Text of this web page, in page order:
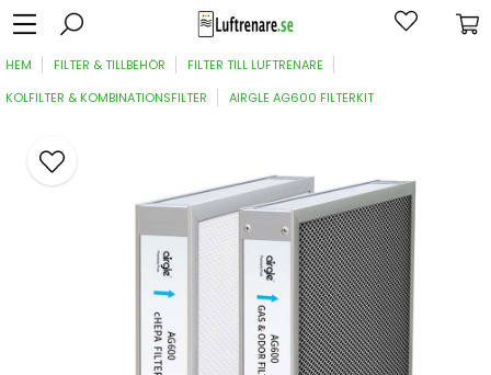
HEM FILTER & TILLBEHÖR
FILTER TILL LUFTRENARE
KOLFILTER & KOMBINATIONSFILTER
AIRGLE AG600 FILTERKIT